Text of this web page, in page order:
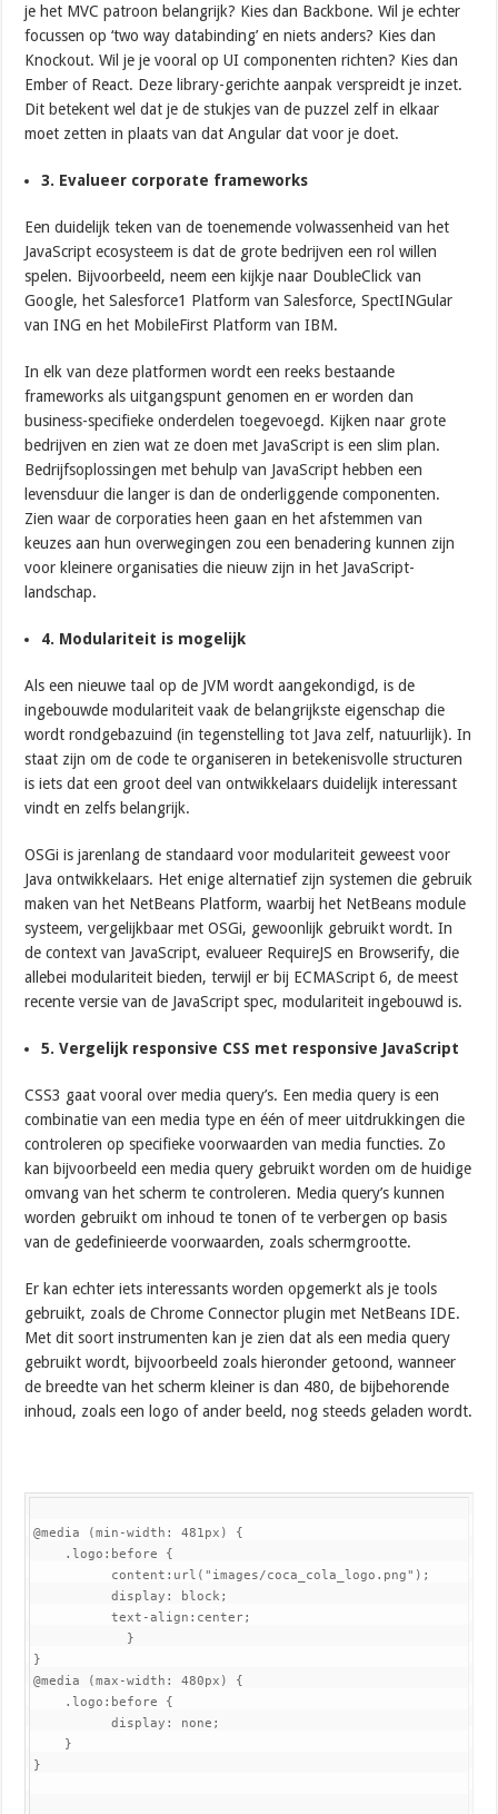
je het MVC patroon belangrijk? Kies dan Backbone. Wil je echter
focussen op ‘two way databinding’ en niets anders? Kies dan
Knockout. Wil je je vooral op UI componenten richten? Kies dan
Ember of React. Deze library-gerichte aanpak verspreidt je inzet.
Dit betekent wel dat je de stukjes van de puzzel zelf in elkaar
moet zetten in plaats van dat Angular dat voor je doet.
3. Evalueer corporate frameworks
Een duidelijk teken van de toenemende volwassenheid van het
JavaScript ecosysteem is dat de grote bedrijven een rol willen
spelen. Bijvoorbeeld, neem een kijkje naar DoubleClick van
Google, het Salesforce1 Platform van Salesforce, SpectINGular
van ING en het MobileFirst Platform van IBM.
In elk van deze platformen wordt een reeks bestaande
frameworks als uitgangspunt genomen en er worden dan
business-specifieke onderdelen toegevoegd. Kijken naar grote
bedrijven en zien wat ze doen met JavaScript is een slim plan.
Bedrijfsoplossingen met behulp van JavaScript hebben een
levensduur die langer is dan de onderliggende componenten.
Zien waar de corporaties heen gaan en het afstemmen van
keuzes aan hun overwegingen zou een benadering kunnen zijn
voor kleinere organisaties die nieuw zijn in het JavaScript-
landschap.
4. Modulariteit is mogelijk
Als een nieuwe taal op de JVM wordt aangekondigd, is de
ingebouwde modulariteit vaak de belangrijkste eigenschap die
wordt rondgebazuind (in tegenstelling tot Java zelf, natuurlijk). In
staat zijn om de code te organiseren in betekenisvolle structuren
is iets dat een groot deel van ontwikkelaars duidelijk interessant
vindt en zelfs belangrijk.
OSGi is jarenlang de standaard voor modulariteit geweest voor
Java ontwikkelaars. Het enige alternatief zijn systemen die gebruik
maken van het NetBeans Platform, waarbij het NetBeans module
systeem, vergelijkbaar met OSGi, gewoonlijk gebruikt wordt. In
de context van JavaScript, evalueer RequireJS en Browserify, die
allebei modulariteit bieden, terwijl er bij ECMAScript 6, de meest
recente versie van de JavaScript spec, modulariteit ingebouwd is.
5. Vergelijk responsive CSS met responsive JavaScript
CSS3 gaat vooral over media query’s. Een media query is een
combinatie van een media type en één of meer uitdrukkingen die
controleren op specifieke voorwaarden van media functies. Zo
kan bijvoorbeeld een media query gebruikt worden om de huidige
omvang van het scherm te controleren. Media query’s kunnen
worden gebruikt om inhoud te tonen of te verbergen op basis
van de gedefinieerde voorwaarden, zoals schermgrootte.
Er kan echter iets interessants worden opgemerkt als je tools
gebruikt, zoals de Chrome Connector plugin met NetBeans IDE.
Met dit soort instrumenten kan je zien dat als een media query
gebruikt wordt, bijvoorbeeld zoals hieronder getoond, wanneer
de breedte van het scherm kleiner is dan 480, de bijbehorende
inhoud, zoals een logo of ander beeld, nog steeds geladen wordt.
@media (min-width: 481px) {
    .logo:before {
          content:url("images/coca_cola_logo.png");
          display: block;
          text-align:center;
            }
}
@media (max-width: 480px) {
    .logo:before {
          display: none;
    }
}